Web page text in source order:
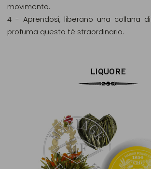
movimento.
4 - Aprendosi, liberano una collana
profuma questo tè straordinario.
LIQUORE